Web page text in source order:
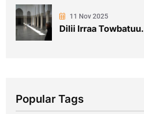
11 Nov 2025
Dilii Irraa Towbatuu.
Popular Tags